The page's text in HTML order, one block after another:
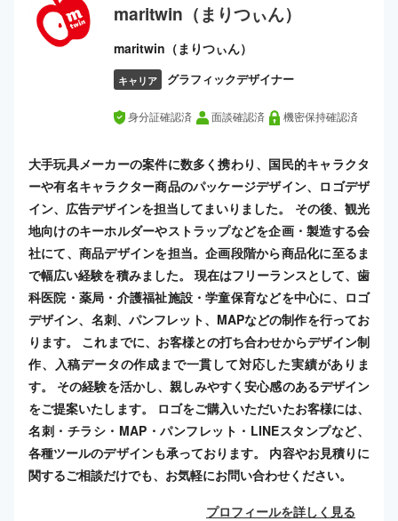
maritwin（まりつぃん）
maritwin（まりつぃん）
キャリア グラフィックデザイナー
身分証確認済 面談確認済 機密保持確認済
大手玩具メーカーの案件に数多く携わり、国民的キャラクタ
ーや有名キャラクター商品のパッケージデザイン、ロゴデザ
イン、広告デザインを担当してまいりました。 その後、観光
地向けのキーホルダーやストラップなどを企画・製造する会
社にて、商品デザインを担当。企画段階から商品化に至るま
で幅広い経験を積みました。 現在はフリーランスとして、歯
科医院・薬局・介護福祉施設・学童保育などを中心に、ロゴ
デザイン、名刺、パンフレット、MAPなどの制作を行ってお
ります。 これまでに、お客様との打ち合わせからデザイン制
作、入稿データの作成まで一貫して対応した実績がありま
す。 その経験を活かし、親しみやすく安心感のあるデザイン
をご提案いたします。 ロゴをご購入いただいたお客様には、
名刺・チラシ・MAP・パンフレット・LINEスタンプなど、
各種ツールのデザインも承っております。 内容やお見積りに
関するご相談だけでも、お気軽にお問い合わせください。
プロフィールを詳しく見る